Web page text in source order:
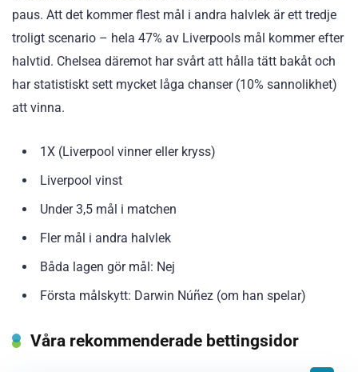
paus. Att det kommer flest mål i andra halvlek är ett tredje
troligt scenario – hela 47% av Liverpools mål kommer efter
halvtid. Chelsea däremot har svårt att hålla tätt bakåt och
har statistiskt sett mycket låga chanser (10% sannolikhet)
att vinna.
1X (Liverpool vinner eller kryss)
Liverpool vinst
Under 3,5 mål i matchen
Fler mål i andra halvlek
Båda lagen gör mål: Nej
Första målskytt: Darwin Núñez (om han spelar)
Våra rekommenderade bettingsidor